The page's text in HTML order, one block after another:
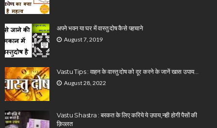
अपने भवन या घर में वास्तु दोष कैसे पहचाने
August 7, 2019
Vastu Tips : वाहन के वास्तु दोष को दूर करने के जानें खास उपाय…
August 28, 2022
Vastu Shastra : बरकत के लिए करिये ये उपाय,नही होगी पैसों की
क़िल्लत